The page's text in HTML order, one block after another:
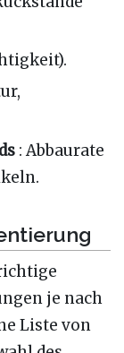
: Abbaurate
je nach
Liste von